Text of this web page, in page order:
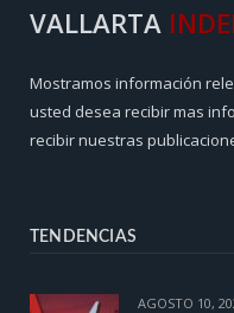
VALLARTA
Mostramos información
usted desea recibir mas
recibir nuestras
TENDENCIAS
AGOSTO 10,